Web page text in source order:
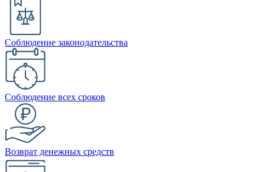
Соблюдение законодательства
Соблюдение всех сроков
Возврат денежных средств